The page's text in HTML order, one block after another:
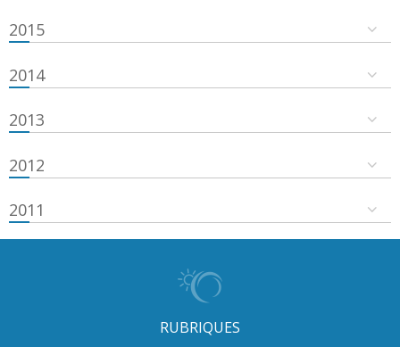
2015
2014
2013
2012
2011
RUBRIQUES